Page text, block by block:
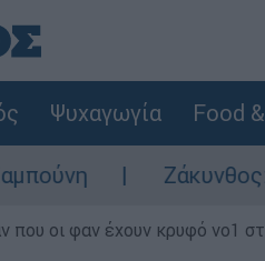
Ψυχαγωγία Food
Ζάκυνθος: Τι απαντά η
που οι φαν έχουν κρυφό νο1